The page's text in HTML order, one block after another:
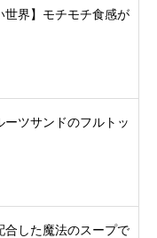
世界】モチモチ食感が
ーツサンドのフルトッ
合した魔法のスープで